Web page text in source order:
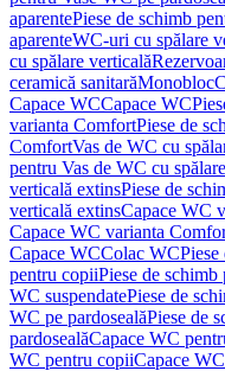
aparentePiese de schimb
aparenteWC-uri cu spălare
cu spălare verticală
ceramică sanitarăMonobloc
Capace WCCapace WC
varianta ComfortPiese de
ComfortVas de WC cu
pentru Vas de WC cu
verticală extinsPiese de
verticală extinsCapace WC
Capace WC varianta
Capace WCColac WC
pentru copiiPiese de
WC suspendatePiese de
WC pe pardosealăPiese de
pardosealăCapace WC
WC pentru copiiCapace WC